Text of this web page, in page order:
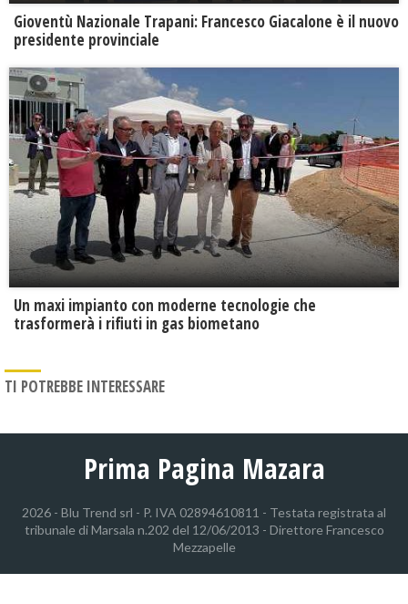
Gioventù Nazionale Trapani: Francesco Giacalone è il nuovo
presidente provinciale
Un maxi impianto con moderne tecnologie che
trasformerà i rifiuti in gas biometano
TI POTREBBE INTERESSARE
Prima Pagina Mazara
2026 - Blu Trend srl - P. IVA 02894610811 - Testata registrata al
tribunale di Marsala n.202 del 12/06/2013 - Direttore Francesco
Mezzapelle